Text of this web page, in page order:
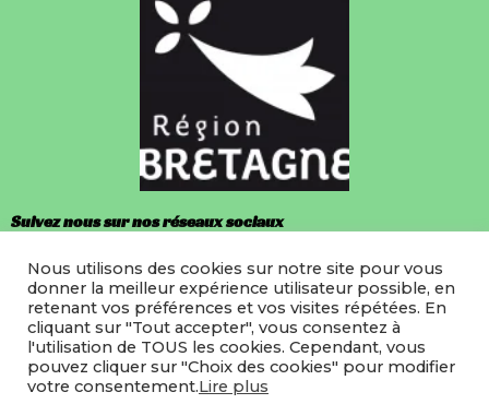
Suivez nous sur nos réseaux sociaux
Facebook
Instagram
Nous utilisons des cookies sur notre site pour vous
donner la meilleur expérience utilisateur possible, en
retenant vos préférences et vos visites répétées. En
cliquant sur "Tout accepter", vous consentez à
l'utilisation de TOUS les cookies. Cependant, vous
pouvez cliquer sur "Choix des cookies" pour modifier
votre consentement.Lire plus